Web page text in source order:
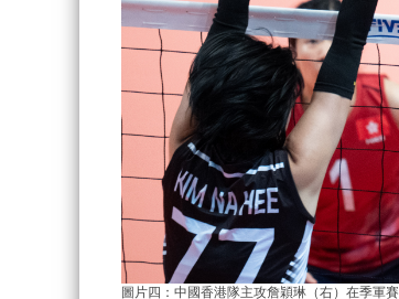
圖片四：中國香港隊主攻詹穎琳（右）在季軍賽